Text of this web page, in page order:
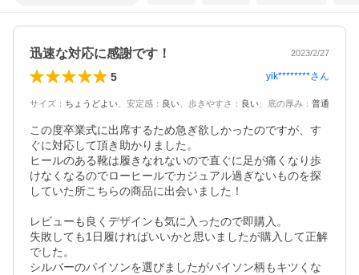
迅速な対応に感謝です！ 2023/2/27
5 yik********さん
サイズ ： ちょうどよい 安定感 ： 良い 歩きやすさ ： 良い 底の厚み ： 普通
この度卒業式に出席するため急ぎ欲しかったのですが、す
ぐに対応して頂き助かりました。
ヒールのある靴は履きなれないので直ぐに足が痛くなり歩
けなくなるのでローヒールでカジュアル過ぎないものを探
していた所こちらの商品に出会いました！
レビューも良くデザインも気に入ったので即購入。
失敗しても1日履ければいいかと思いましたが購入して正解
でした。
シルバーのパイソンを選びましたがパイソン柄もキツくな